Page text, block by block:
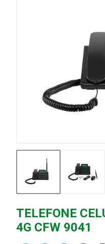
TELEFONE
4G CFW 9041